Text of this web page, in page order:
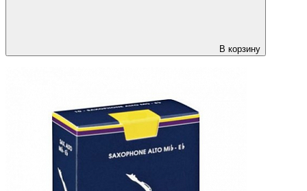
В корзину